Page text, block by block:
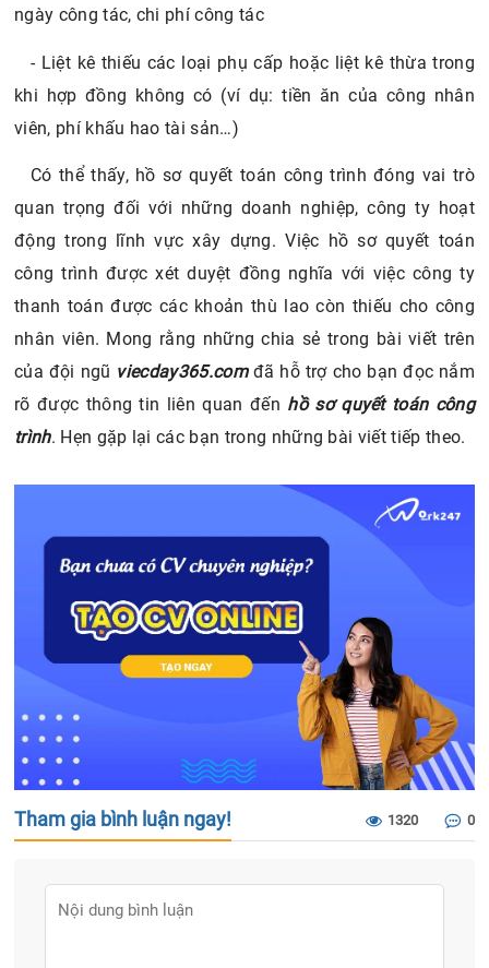
ngày công tác, chi phí công tác
- Liệt kê thiếu các loại phụ cấp hoặc liệt kê thừa trong
khi hợp đồng không có (ví dụ: tiền ăn của công nhân
viên, phí khấu hao tài sản…)
Có thể thấy, hồ sơ quyết toán công trình đóng vai trò
quan trọng đối với những doanh nghiệp, công ty hoạt
động trong lĩnh vực xây dựng. Việc hồ sơ quyết toán
công trình được xét duyệt đồng nghĩa với việc công ty
thanh toán được các khoản thù lao còn thiếu cho công
nhân viên. Mong rằng những chia sẻ trong bài viết trên
của đội ngũ viecday365.comđã hỗ trợ cho bạn đọc nắm
rõ được thông tin liên quan đến hồ sơ quyết toán công
trình. Hẹn gặp lại các bạn trong những bài viết tiếp theo.
Tham gia bình luận ngay! 1320 0